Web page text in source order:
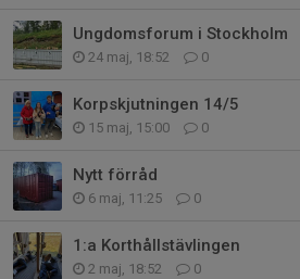
Ungdomsforum i Stockholm
24 maj, 18:52 0
Korpskjutningen 14/5
15 maj, 15:00 0
Nytt förråd
6 maj, 11:25 0
1:a Korthållstävlingen
2 maj, 18:52 0